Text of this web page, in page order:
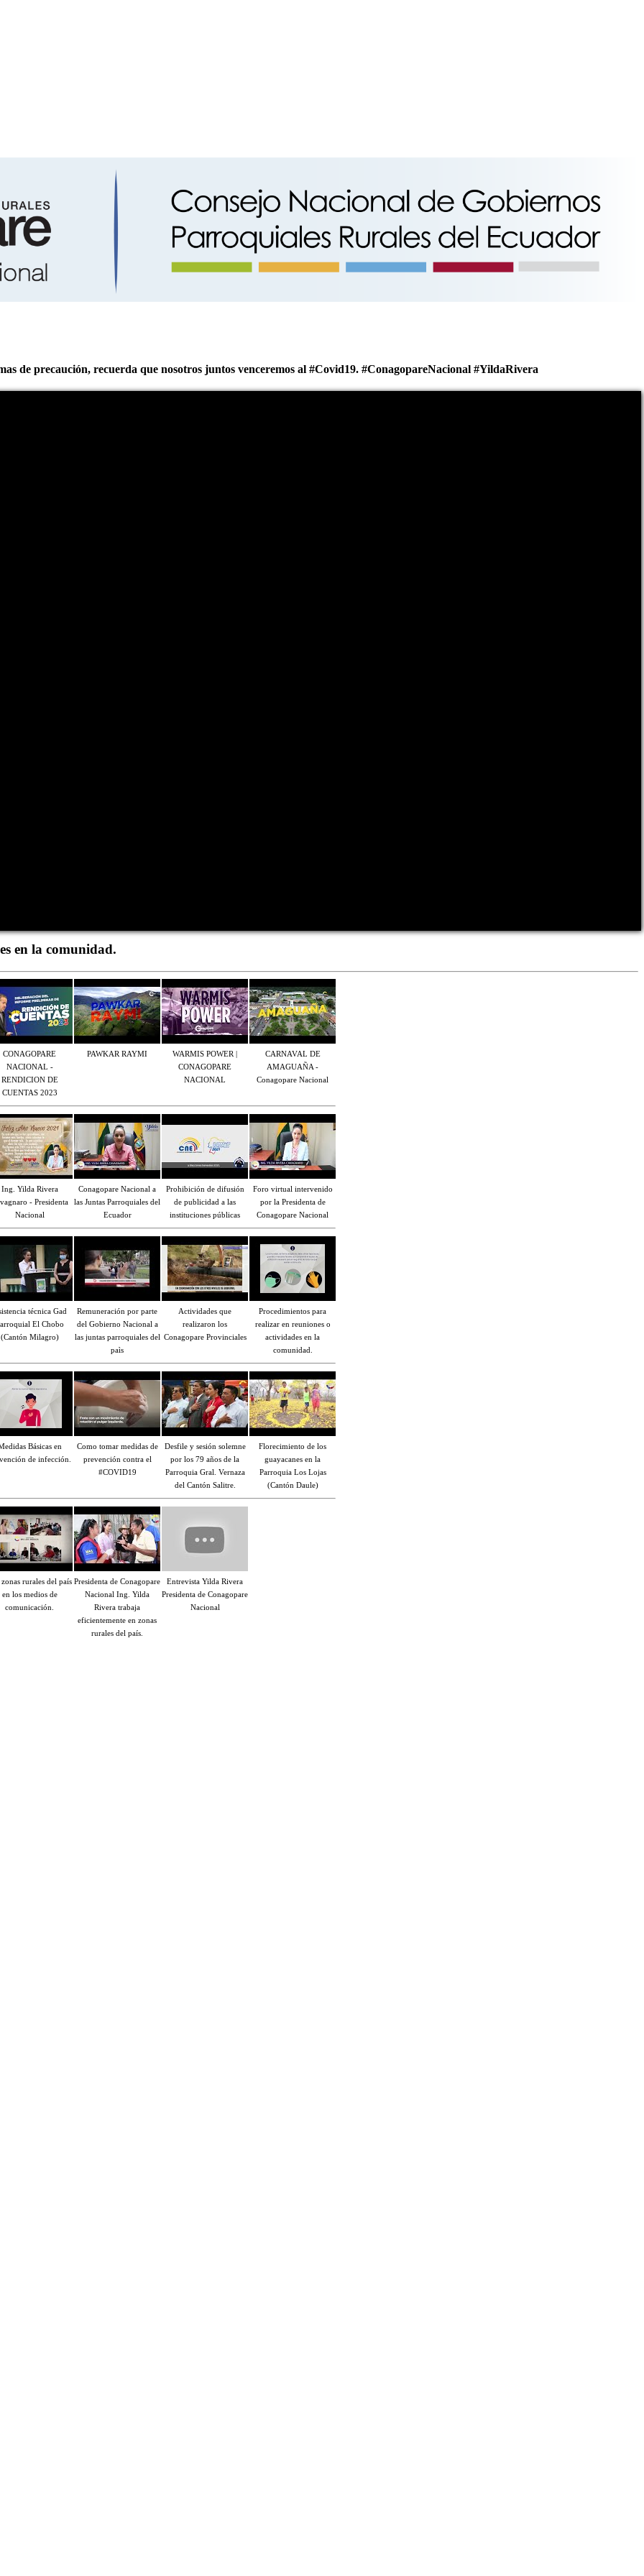
de precaución, recuerda que nosotros juntos venceremos al #Covid19. #ConagopareNacional #YildaRivera
en la comunidad.
CONAGOPARE
NACIONAL -
RENDICION DE
CUENTAS 2023
PAWKAR RAYMI
WARMIS POWER |
CONAGOPARE
NACIONAL
CARNAVAL DE
AMAGUAÑA -
Conagopare Nacional
Ing. Yilda Rivera
- Presidenta
Nacional
Conagopare Nacional a
las Juntas Parroquiales del
Ecuador
Prohibición de difusión
de publicidad a las
instituciones públicas
Foro virtual intervenido
por la Presidenta de
Conagopare Nacional
técnica Gad
El Chobo
(Cantón Milagro)
Remuneración por parte
del Gobierno Nacional a
las juntas parroquiales del
paìs
Actividades que
realizaron los
Conagopare Provinciales
Procedimientos para
realizar en reuniones o
actividades en la
comunidad.
Básicas en
de infección.
Como tomar medidas de
prevención contra el
#COVID19
Desfile y sesión solemne
por los 79 años de la
Parroquia Gral. Vernaza
del Cantón Salitre.
Florecimiento de los
guayacanes en la
Parroquia Los Lojas
(Cantón Daule)
zonas rurales del país
en los medios de
comunicación.
Presidenta de Conagopare
Nacional Ing. Yilda
Rivera trabaja
eficientemente en zonas
rurales del país.
Entrevista Yilda Rivera
Presidenta de Conagopare
Nacional